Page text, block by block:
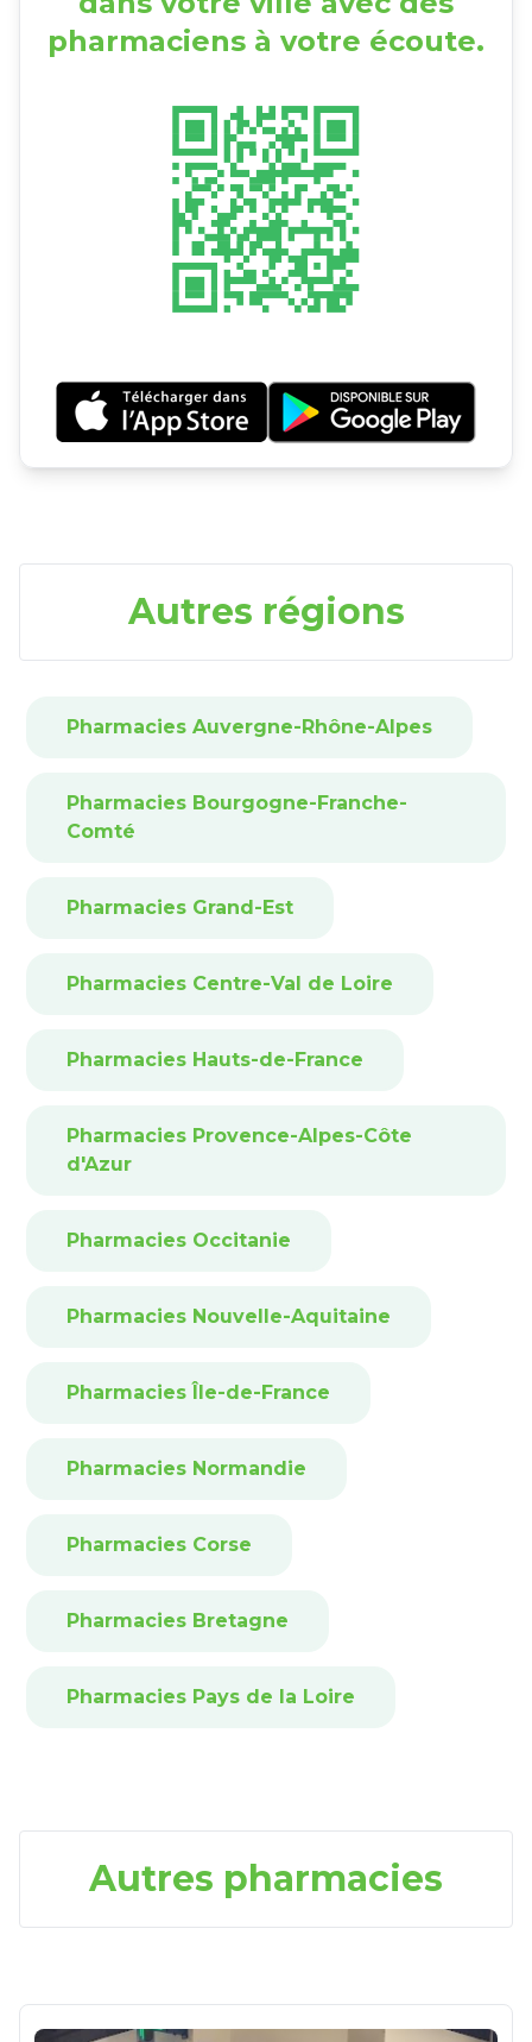
pharmaciens à votre écoute.
Autres régions
Pharmacies Auvergne-Rhône-Alpes
Pharmacies Bourgogne-Franche-
Comté
Pharmacies Grand-Est
Pharmacies Centre-Val de Loire
Pharmacies Hauts-de-France
Pharmacies Provence-Alpes-Côte
d'Azur
Pharmacies Occitanie
Pharmacies Nouvelle-Aquitaine
Pharmacies Île-de-France
Pharmacies Normandie
Pharmacies Corse
Pharmacies Bretagne
Pharmacies Pays de la Loire
Autres pharmacies